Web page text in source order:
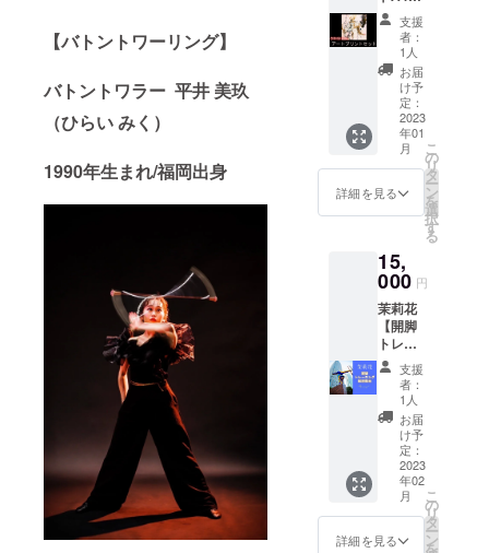
【バトントワーリング】
バトントワラー 平井 美玖
（ひらい みく）
1990年生まれ/福岡出身
送りい
たしま
す！受
信拒否
設定が
されて
いない
メール
アドレ
スをご
ださ
い。 ※
グッズ
は今回
の公演
のため
だけに
月灯藝
術。の
書作家
中島美
紀が書
き下ろ
したオ
リジナ
ルアー
トで製
作いた
しま
す！ ※
リジナ
ルシー
ル2種類
（直径
５cmの
丸い
シー
ル、カ
ラフル
アート
入り１
種、和
にロゴ
入り１
種、紙
印刷）
※動画は
メール
にてお
送りい
たしま
す！受
信拒否
設定が
されて
いない
メール
スをご
スト
カード1
枚(カラ
フル
アート)
平井美
玖があ
なたへ
メッ
をお書
きしま
イン入
り！ ●
月灯藝
術。オ
リジナ
ルシー
ル2種類
（直径
５cmの
丸い
シー
ル、カ
ラフル
アート
にロゴ
種、和
い浴
衣！ 着
崩れし
にくい
きれい
な着方
を知り
たい方
必見で
す。 着
付けか
立ち振
る舞い
まで学
ぶこと
ができ
ます！
【藤間
純六珠
からの
手書き
メッ
セージ
♡ポス
トカー
ド＆
セッ
画像
（カラ
フル
アー
ト、和
モダン
アート
の２種
類） ・
公演中
に撮影
舞台写
真3枚
付き！
※全て
メール
にてお
送りい
たしま
す！ ※
今回の
公演の
為だけ
に書き
下ろさ
れたオ
リジナ
ルアー
セッ
ト】※
黒、
白、
ゴール
ドを
使った
和モダ
ンアー
トをお
届けし
ます！
●御礼の
き ●高
画質プ
リント
アート
（A4サ
イズ）
フレー
ムなし
※中島美
紀の直
筆サイ
ン入
り！ (今
回の公
演の為
だけに
月灯藝
支援
者：
1人
お届
け予
定：
2023
年01
月
詳細を見る
こ
の
リ
タ
ー
ン
を
選
択
す
る
15,
000 円
茉莉花
【開脚
トレー
ニング
解説動
画+手書
きメッ
セージ
セッ
ト】 前
後開脚
を開く
ように
したい
支援
者：
1人
お届
け予
定：
2023
年02
月
詳細を見る
こ
の
リ
タ
ー
ン
を